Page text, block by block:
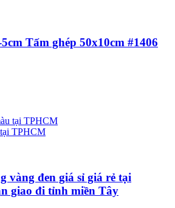
Tấm ghép 50x10cm #1406
vàng đen giá sỉ giá rẻ tại
giao đi tỉnh miền Tây